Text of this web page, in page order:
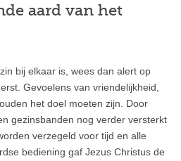
aard van het
bij elkaar is, wees dan alert op
Gevoelens van vriendelijkheid,
het doel moeten zijn. Door
gezinsbanden nog verder versterkt
verzegeld voor tijd en alle
bediening gaf Jezus Christus de